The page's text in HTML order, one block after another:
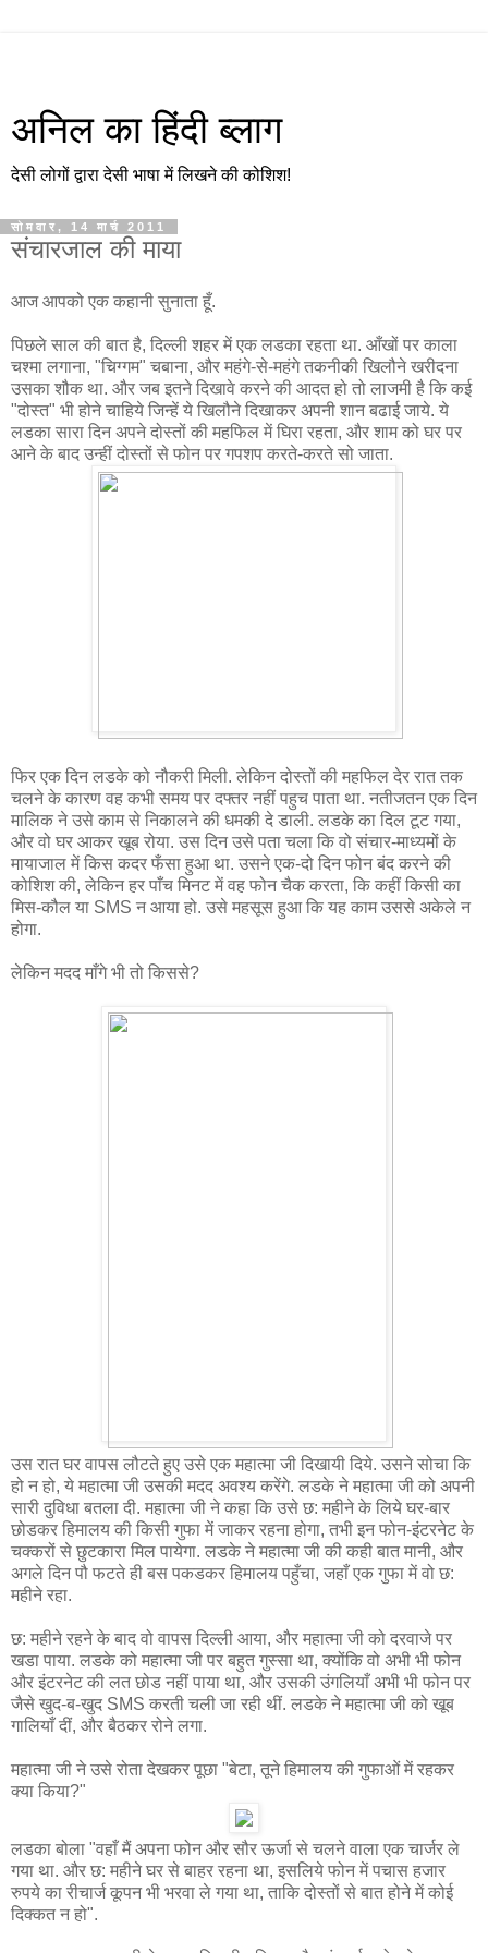
अनिल का हिंदी ब्लाग
देसी लोगों द्वारा देसी भाषा में लिखने की कोशिश!
सोमवार, 14 मार्च 2011
संचारजाल की माया
आज आपको एक कहानी सुनाता हूँ.
पिछले साल की बात है, दिल्ली शहर में एक लडका रहता था. आँखों पर काला
चश्मा लगाना, "चिग्गम" चबाना, और महंगे-से-महंगे तकनीकी खिलौने खरीदना
उसका शौक था. और जब इतने दिखावे करने की आदत हो तो लाजमी है कि कई
"दोस्त" भी होने चाहिये जिन्हें ये खिलौने दिखाकर अपनी शान बढाई जाये. ये
लडका सारा दिन अपने दोस्तों की महफिल में घिरा रहता, और शाम को घर पर
आने के बाद उन्हीं दोस्तों से फोन पर गपशप करते-करते सो जाता.
फिर एक दिन लडके को नौकरी मिली. लेकिन दोस्तों की महफिल देर रात तक
चलने के कारण वह कभी समय पर दफ्तर नहीं पहुच पाता था. नतीजतन एक दिन
मालिक ने उसे काम से निकालने की धमकी दे डाली. लडके का दिल टूट गया,
और वो घर आकर खूब रोया. उस दिन उसे पता चला कि वो संचार-माध्यमों के
मायाजाल में किस कदर फँसा हुआ था. उसने एक-दो दिन फोन बंद करने की
कोशिश की, लेकिन हर पाँच मिनट में वह फोन चैक करता, कि कहीं किसी का
मिस-कौल या SMS न आया हो. उसे महसूस हुआ कि यह काम उससे अकेले न
होगा.
लेकिन मदद माँगे भी तो किससे?
उस रात घर वापस लौटते हुए उसे एक महात्मा जी दिखायी दिये. उसने सोचा कि
हो न हो, ये महात्मा जी उसकी मदद अवश्य करेंगे. लडके ने महात्मा जी को अपनी
सारी दुविधा बतला दी. महात्मा जी ने कहा कि उसे छ: महीने के लिये घर-बार
छोडकर हिमालय की किसी गुफा में जाकर रहना होगा, तभी इन फोन-इंटरनेट के
चक्करों से छुटकारा मिल पायेगा. लडके ने महात्मा जी की कही बात मानी, और
अगले दिन पौ फटते ही बस पकडकर हिमालय पहुँचा, जहाँ एक गुफा में वो छ:
महीने रहा.
छ: महीने रहने के बाद वो वापस दिल्ली आया, और महात्मा जी को दरवाजे पर
खडा पाया. लडके को महात्मा जी पर बहुत गुस्सा था, क्योंकि वो अभी भी फोन
और इंटरनेट की लत छोड नहीं पाया था, और उसकी उंगलियाँ अभी भी फोन पर
जैसे खुद-ब-खुद SMS करती चली जा रही थीं. लडके ने महात्मा जी को खूब
गालियाँ दीं, और बैठकर रोने लगा.
महात्मा जी ने उसे रोता देखकर पूछा "बेटा, तूने हिमालय की गुफाओं में रहकर
क्या किया?"
लडका बोला "वहाँ मैं अपना फोन और सौर ऊर्जा से चलने वाला एक चार्जर ले
गया था. और छ: महीने घर से बाहर रहना था, इसलिये फोन में पचास हजार
रुपये का रीचार्ज कूपन भी भरवा ले गया था, ताकि दोस्तों से बात होने में कोई
दिक्कत न हो".